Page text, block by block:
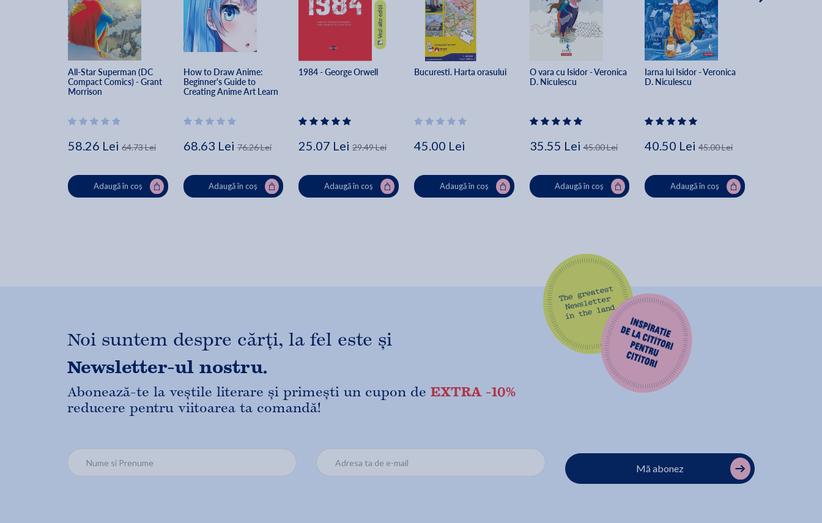
All-Star Superman (DC
Compact Comics) - Grant
Morrison
58.26 Lei 64.73 Lei
Adaugă în coș
How to Draw Anime:
Beginner's Guide to
Creating Anime Art Learn
Need to Start Drawing
68.63 Lei 76.26 Lei
Adaugă în coș
1984 - George Orwell
25.07 Lei 29.49 Lei
Adaugă în coș
Bucuresti. Harta orasului
45.00 Lei
Adaugă în coș
O vara cu Isidor - Veronica
D. Niculescu
35.55 Lei 45.00 Lei
Adaugă în coș
Iarna lui Isidor - Veronica
D. Niculescu
40.50 Lei 45.00 Lei
Adaugă în coș
Noi suntem despre cărți, la fel este și
Newsletter-ul nostru.
Abonează-te la veștile literare și primești un cupon de EXTRA -10%
reducere pentru viitoarea ta comandă!
Mă abonez